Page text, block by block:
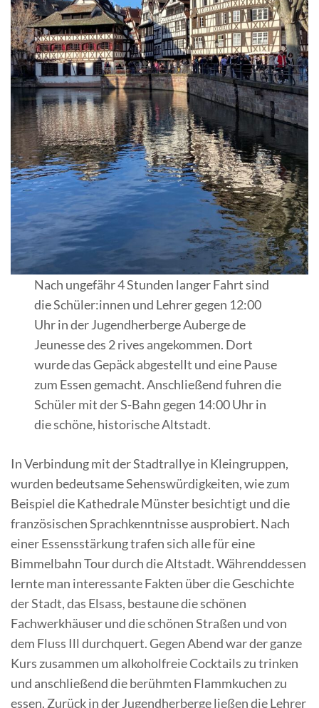
Nach ungefähr 4 Stunden langer Fahrt sind
die Schüler:innen und Lehrer gegen 12:00
Uhr in der Jugendherberge Auberge de
Jeunesse des 2 rives angekommen. Dort
wurde das Gepäck abgestellt und eine Pause
zum Essen gemacht. Anschließend fuhren die
Schüler mit der S-Bahn gegen 14:00 Uhr in
die schöne, historische Altstadt.
In Verbindung mit der Stadtrallye in Kleingruppen,
wurden bedeutsame Sehenswürdigkeiten, wie zum
Beispiel die Kathedrale Münster besichtigt und die
französischen Sprachkenntnisse ausprobiert. Nach
einer Essensstärkung trafen sich alle für eine
Bimmelbahn Tour durch die Altstadt. Währenddessen
lernte man interessante Fakten über die Geschichte
der Stadt, das Elsass, bestaune die schönen
Fachwerkhäuser und die schönen Straßen und von
dem Fluss Ill durchquert. Gegen Abend war der ganze
Kurs zusammen um alkoholfreie Cocktails zu trinken
und anschließend die berühmten Flammkuchen zu
essen. Zurück in der Jugendherberge ließen die Lehrer